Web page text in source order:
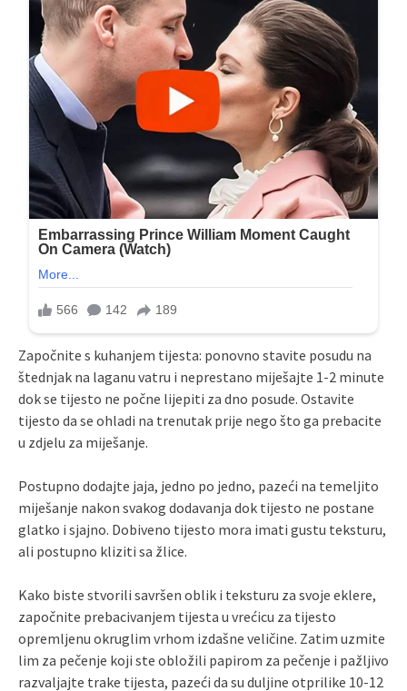
Započnite s kuhanjem tijesta: ponovno stavite posudu na
štednjak na laganu vatru i neprestano miješajte 1-2 minute
dok se tijesto ne počne lijepiti za dno posude. Ostavite
tijesto da se ohladi na trenutak prije nego što ga prebacite
u zdjelu za miješanje.
Postupno dodajte jaja, jedno po jedno, pazeći na temeljito
miješanje nakon svakog dodavanja dok tijesto ne postane
glatko i sjajno. Dobiveno tijesto mora imati gustu teksturu,
ali postupno kliziti sa žlice.
Kako biste stvorili savršen oblik i teksturu za svoje eklere,
započnite prebacivanjem tijesta u vrećicu za tijesto
opremljenu okruglim vrhom izdašne veličine. Zatim uzmite
lim za pečenje koji ste obložili papirom za pečenje i pažljivo
razvaljajte trake tijesta, pazeći da su duljine otprilike 10-12